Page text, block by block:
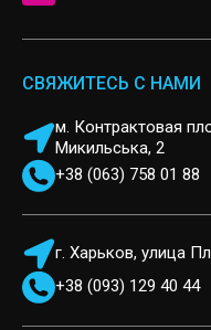
СВЯЖИТЕСЬ С НАМИ
м. Контрактовая
Микильська, 2
+38 (063) 758 01 88
г. Харьков, улица
+38 (093) 129 40 44